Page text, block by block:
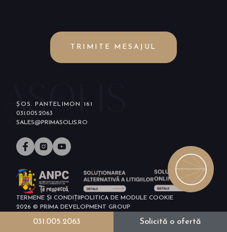
TRIMITE MESAJUL
ȘOS. PANTELIMON 161
031.005.2063
SALES@PRIMASOLIS.RO
2026 © PRIMA DEVELOPMENT GROUP
TERMENE ȘI CONDIȚII POLITICA DE MODULE COOKIE
031.005.2063 Solicită o ofertă